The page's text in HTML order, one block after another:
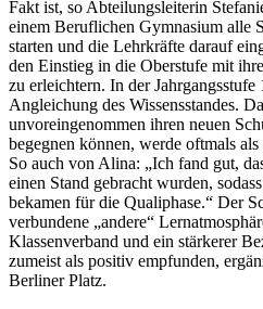
Fakt ist, so Abteilungsleiterin
einem Beruflichen Gymnasium alle
starten und die Lehrkräfte darauf
den Einstieg in die Oberstufe mit
zu erleichtern. In der Jahrgangsstufe
Angleichung des Wissensstandes.
unvoreingenommen ihren neuen
begegnen können, werde oftmals
So auch von Alina: „Ich fand gut,
einen Stand gebracht wurden,
bekamen für die Qualiphase.“ Der
verbundene „andere“
Klassenverband und ein stärkerer
zumeist als positiv empfunden,
Berliner Platz.